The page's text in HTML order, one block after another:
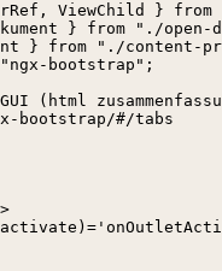
ViewChild } from
} from "./open-
} from "./content-
bootstrap";
(html
bootstrap/#/tabs